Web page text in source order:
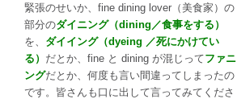
緊張のせいか、fine dining lover（美食家）の
部分のダイニング（dining／食事をする）
を、 ダイイング（dyeing ／死にかけてい
る） だとか、fine と dining が混じってファニ
ングだとか、何度も言い間違ってしまったの
です。皆さんも口に出して言ってみてくださ